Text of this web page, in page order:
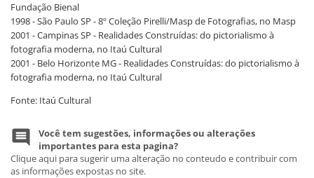
Fundação Bienal
1998 - São Paulo SP - 8º Coleção Pirelli/Masp de Fotografias, no Masp
2001 - Campinas SP - Realidades Construídas: do pictorialismo à
fotografia moderna, no Itaú Cultural
2001 - Belo Horizonte MG - Realidades Construídas: do pictorialismo à
fotografia moderna, no Itaú Cultural
Fonte: Itaú Cultural
Você tem sugestões, informações ou alterações
importantes para esta pagina?
Clique aqui para sugerir uma alteração no conteudo e contribuir com
as informações expostas no site.